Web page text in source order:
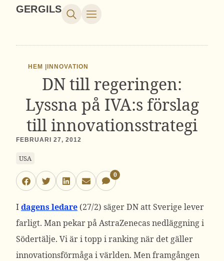
GERGILS
HEM | INNOVATION
DN till regeringen:
Lyssna på IVA:s förslag
till innovationsstrategi
FEBRUARI 27, 2012
USA
0
Idagens ledare (27/2) säger DN att Sverige lever
farligt. Man pekar på AstraZenecas nedläggning i
Södertälje. Vi är i topp i ranking när det gäller
innovationsförmåga i världen. Men framgången